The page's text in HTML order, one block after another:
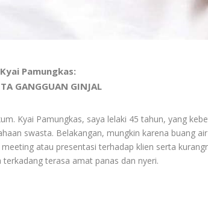
Pamungkas:
GANGGUAN GINJAL
Kyai Pamungkas, saya lelaki 45 tahun, yang
swasta. Belakangan, mungkin karena buang
atau presentasi terhadap klien serta
terkadang terasa amat panas dan nyeri.